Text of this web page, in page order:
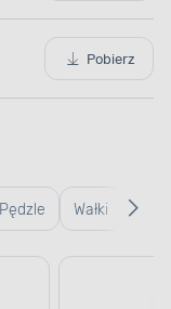
Pobierz
Pędzle Wałki